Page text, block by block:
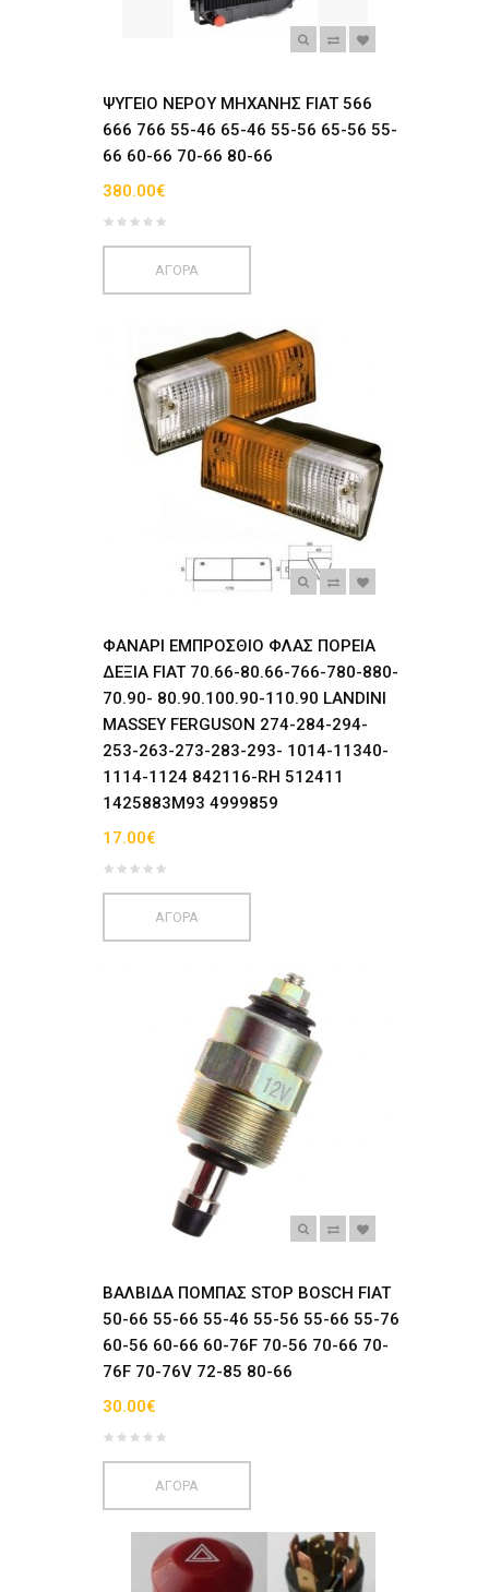
ΨΥΓΕΙΟ ΝΕΡΟΥ ΜΗΧΑΝΗΣ FIAT 566
666 766 55-46 65-46 55-56 65-56 55-
66 60-66 70-66 80-66
380.00€
ΑΓΟΡΑ
ΦΑΝΑΡΙ ΕΜΠΡΟΣΘΙΟ ΦΛΑΣ ΠΟΡΕΙΑ
ΔΕΞΙΑ FIAT 70.66-80.66-766-780-880-
70.90- 80.90.100.90-110.90 LANDINI
MASSEY FERGUSON 274-284-294-
253-263-273-283-293- 1014-11340-
1114-1124 842116-RH 512411
1425883M93 4999859
17.00€
ΑΓΟΡΑ
ΒΑΛΒΙΔΑ ΠΟΜΠΑΣ STOP BOSCH FIAT
50-66 55-66 55-46 55-56 55-66 55-76
60-56 60-66 60-76F 70-56 70-66 70-
76F 70-76V 72-85 80-66
30.00€
ΑΓΟΡΑ